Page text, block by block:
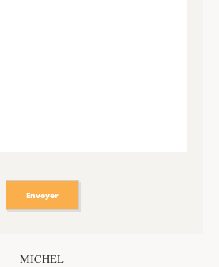
MICHEL